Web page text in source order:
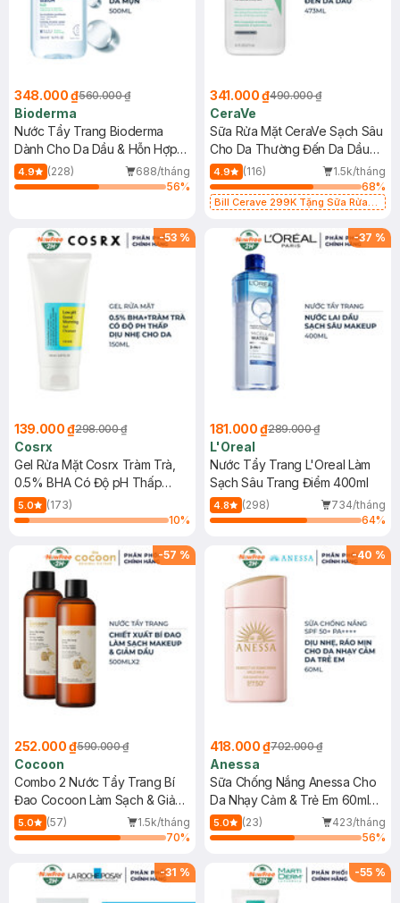
348.000 ₫560.000 ₫
Bioderma
Nước Tẩy Trang Bioderma
Dành Cho Da Dầu & Hỗn Hợp
500ml
4.9 (228)
688/tháng
56%
341.000 ₫490.000 ₫
CeraVe
Sữa Rửa Mặt CeraVe Sạch Sâu
Cho Da Thường Đến Da Dầu
473ml
4.9 (116)
1.5k/tháng
68%
Bill Cerave 299K Tặng Sữa Rửa
-53 %
139.000 ₫298.000 ₫
Cosrx
Gel Rửa Mặt Cosrx Tràm Trà,
0.5% BHA Có Độ pH Thấp
150ml
5.0
(173)
10%
-37 %
181.000 ₫289.000 ₫
L'Oreal
Nước Tẩy Trang L'Oreal Làm
Sạch Sâu Trang Điểm 400ml
4.8 (298)
734/tháng
64%
-57 %
252.000 ₫590.000 ₫
Cocoon
Combo 2 Nước Tẩy Trang Bí
Đao Cocoon Làm Sạch & Giảm
Dầu 500ml
5.0 (57)
1.5k/tháng
70%
-40 %
418.000 ₫702.000 ₫
Anessa
Sữa Chống Nắng Anessa Cho
Da Nhạy Cảm & Trẻ Em 60ml
(Mới)
5.0 (23)
423/tháng
56%
-31 % -55 %